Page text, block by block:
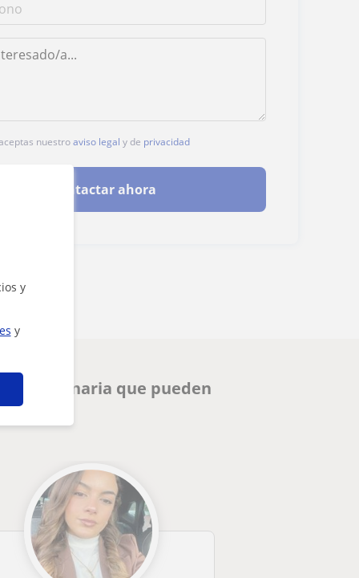
y
y
nuestroaviso legal y de privacidad
Contactar ahora
Canaria que pueden